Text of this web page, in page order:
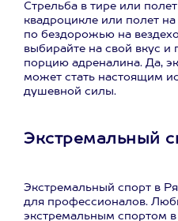
Стрельба в тире или
квадроцикле или полет
по бездорожью на
выбирайте на свой вкус и
порцию адреналина. Да,
может стать настоящим
душевной силы.
Экстремальный
Экстремальный спорт в
для профессионалов.
экстремальным спортом